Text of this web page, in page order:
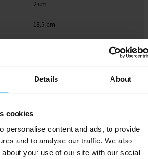
Details About
cookies
personalise content and ads, to provide
and to analyse our traffic. We also
your use of our site with our social
2 cm
13.5 cm
Handzaam in dozen
producten